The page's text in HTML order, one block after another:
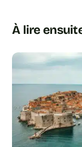
À lire